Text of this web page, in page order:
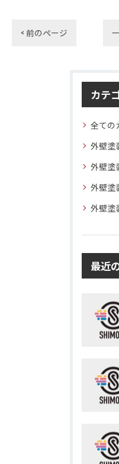
< 前のページ
カテ
全ての
外壁塗
外壁塗
外壁
外壁塗
最近